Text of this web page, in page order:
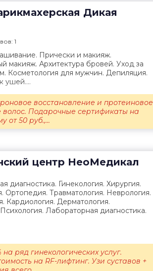
Дикая
1
Прически и макияж.
макияж. Архитектура бровей. Уход за
Косметология для мужчин. Депиляция.
ушей....
восстановление и протеиновое
Подарочные сертификаты на
от 50 руб.,...
центр НеоМедикал
диагностика. Гинекология. Хирургия.
Ортопедия. Травматология. Неврология.
Кардиология. Дерматология.
Лабораторная диагностика.
на ряд гинекологических услуг.
на RF-лифтинг. Узи суставов +